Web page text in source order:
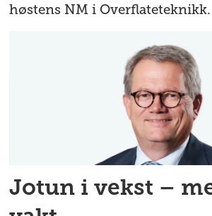
høstens NM i Overflateteknikk.
Jotun i vekst –